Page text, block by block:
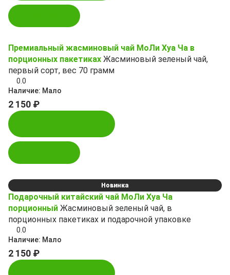
Премиальный жасминовый чай МоЛи Хуа Ча в
порционных пакетиках Жасминовый зеленый чай,
первый сорт, вес 70 грамм
0.0
Наличие: Мало
2 150 ₽
Новинка
Подарочный китайский чай МоЛи Хуа Ча
порционный Жасминовый зеленый чай, в
порционных пакетиках и подарочной упаковке
0.0
Наличие: Мало
2 150 ₽